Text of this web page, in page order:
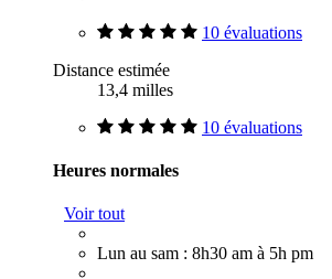
10 évaluations
Distance estimée
13,4 milles
10 évaluations
Heures normales
Voir tout
Lun au sam : 8h30 am à 5h pm